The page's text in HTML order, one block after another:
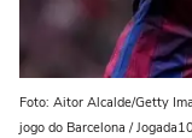
Foto: Aitor Alcalde/Getty
jogo do Barcelona / Jogada10